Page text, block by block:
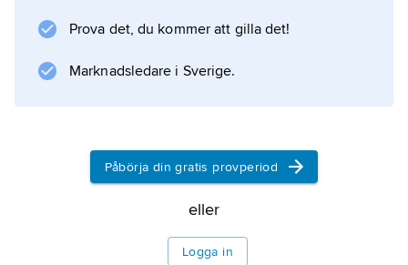
Prova det, du kommer att gilla det!
Marknadsledare i Sverige.
Påbörja din gratis provperiod
eller
Logga in